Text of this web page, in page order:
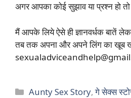
अगर आपका कोई सुझाव या प्रश्न हो
मैं आपके लिये ऐसे ही ज्ञानवर्धक बातें
तब तक अपना और अपने लिंग का खूब
Categories
Aunty Sex Story,गे सेक्स